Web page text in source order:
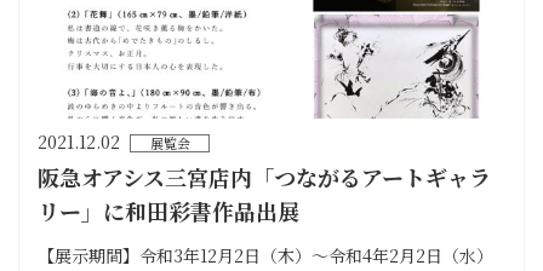
2021.12.02 展覧会
阪急オアシス三宮店内「つながるアートギャラ
リー」に和田彩書作品出展
【展示期間】令和3年12月2日（木）〜令和4年2月2日（水）